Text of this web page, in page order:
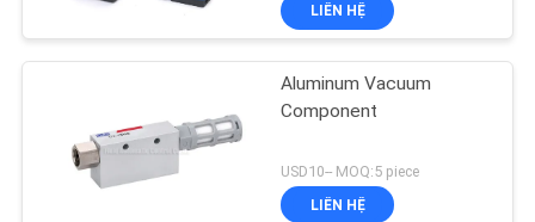
LIÊN HỆ
Aluminum Vacuum
Component
USD10-- MOQ:5 piece
LIÊN HỆ